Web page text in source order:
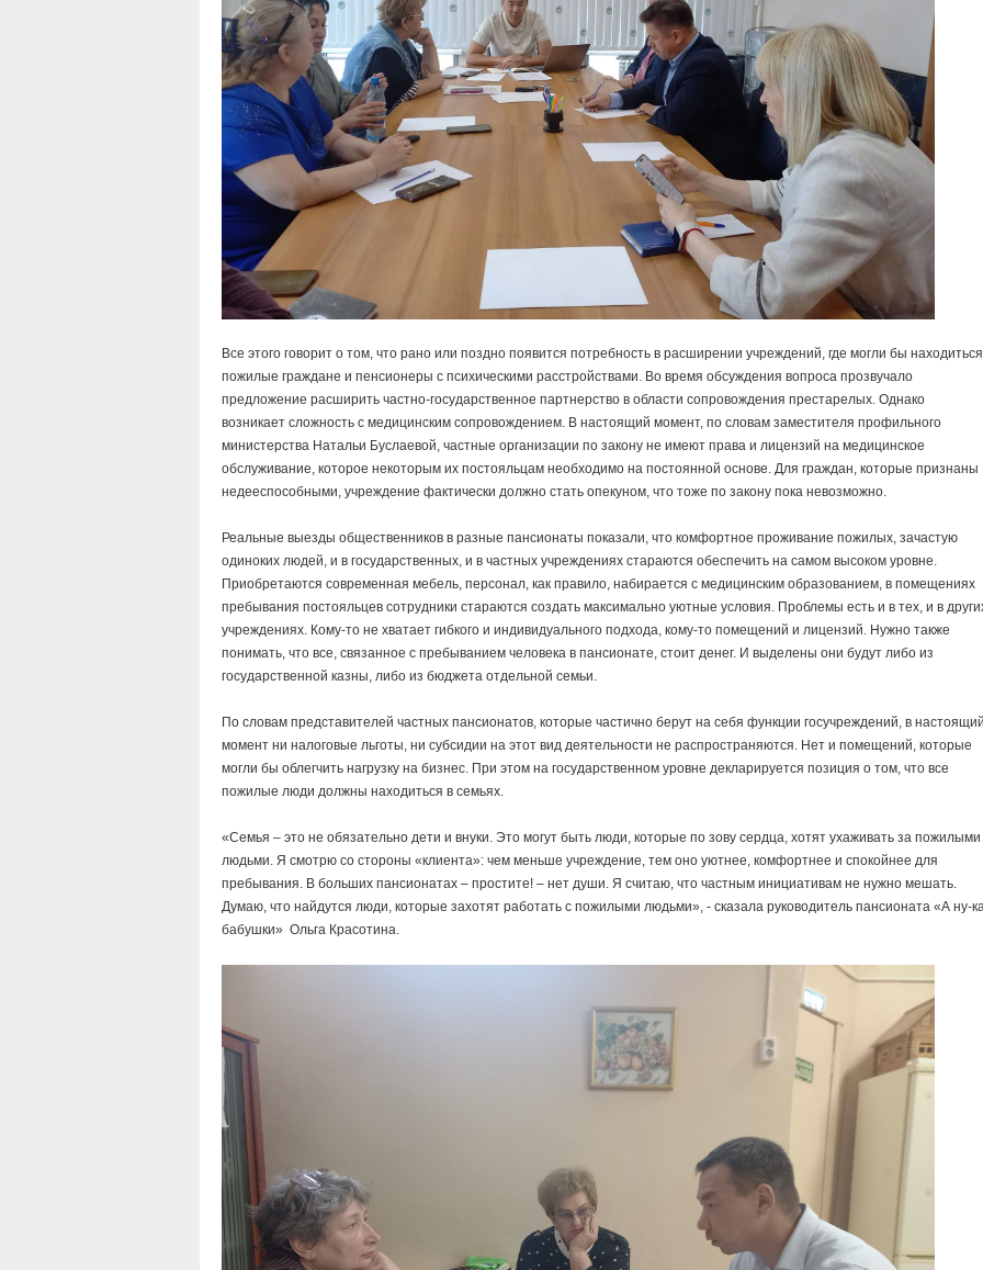
Все этого говорит о том, что рано или поздно появится потребность в расширении учреждений, где могли бы находиться
пожилые граждане и пенсионеры с психическими расстройствами. Во время обсуждения вопроса прозвучало
предложение расширить частно-государственное партнерство в области сопровождения престарелых. Однако
возникает сложность с медицинским сопровождением. В настоящий момент, по словам заместителя профильного
министерства Натальи Буслаевой, частные организации по закону не имеют права и лицензий на медицинское
обслуживание, которое некоторым их постояльцам необходимо на постоянной основе. Для граждан, которые признаны
недееспособными, учреждение фактически должно стать опекуном, что тоже по закону пока невозможно.
Реальные выезды общественников в разные пансионаты показали, что комфортное проживание пожилых, зачастую
одиноких людей, и в государственных, и в частных учреждениях стараются обеспечить на самом высоком уровне.
Приобретаются современная мебель, персонал, как правило, набирается с медицинским образованием, в помещениях
пребывания постояльцев сотрудники стараются создать максимально уютные условия. Проблемы есть и в тех, и в
учреждениях. Кому-то не хватает гибкого и индивидуального подхода, кому-то помещений и лицензий. Нужно также
понимать, что все, связанное с пребыванием человека в пансионате, стоит денег. И выделены они будут либо из
государственной казны, либо из бюджета отдельной семьи.
По словам представителей частных пансионатов, которые частично берут на себя функции госучреждений, в
момент ни налоговые льготы, ни субсидии на этот вид деятельности не распространяются. Нет и помещений, которые
могли бы облегчить нагрузку на бизнес. При этом на государственном уровне декларируется позиция о том, что все
пожилые люди должны находиться в семьях.
«Семья – это не обязательно дети и внуки. Это могут быть люди, которые по зову сердца, хотят ухаживать за пожилыми
людьми. Я смотрю со стороны «клиента»: чем меньше учреждение, тем оно уютнее, комфортнее и спокойнее для
пребывания. В больших пансионатах – простите! – нет души. Я считаю, что частным инициативам не нужно мешать.
Думаю, что найдутся люди, которые захотят работать с пожилыми людьми», - сказала руководитель пансионата «А ну-
бабушки» Ольга Красотина.